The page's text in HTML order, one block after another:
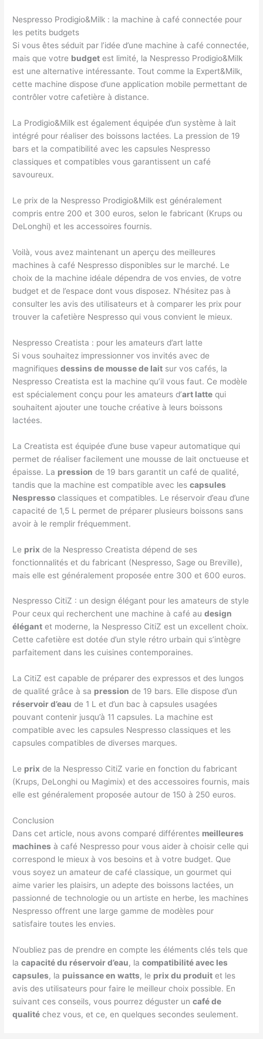
Nespresso Prodigio&Milk : la machine à café connectée pour
les petits budgets
Si vous êtes séduit par l’idée d’une machine à café connectée,
mais que votre budget est limité, la Nespresso Prodigio&Milk
est une alternative intéressante. Tout comme la Expert&Milk,
cette machine dispose d’une application mobile permettant de
contrôler votre cafetière à distance.
La Prodigio&Milk est également équipée d’un système à lait
intégré pour réaliser des boissons lactées. La pression de 19
bars et la compatibilité avec les capsules Nespresso
classiques et compatibles vous garantissent un café
savoureux.
Le prix de la Nespresso Prodigio&Milk est généralement
compris entre 200 et 300 euros, selon le fabricant (Krups ou
DeLonghi) et les accessoires fournis.
Voilà, vous avez maintenant un aperçu des meilleures
machines à café Nespresso disponibles sur le marché. Le
choix de la machine idéale dépendra de vos envies, de votre
budget et de l’espace dont vous disposez. N’hésitez pas à
consulter les avis des utilisateurs et à comparer les prix pour
trouver la cafetière Nespresso qui vous convient le mieux.
Nespresso Creatista : pour les amateurs d’art latte
Si vous souhaitez impressionner vos invités avec de
magnifiquesdessins de mousse de lait sur vos cafés, la
Nespresso Creatista est la machine qu’il vous faut. Ce modèle
est spécialement conçu pour les amateurs d’art latte qui
souhaitent ajouter une touche créative à leurs boissons
lactées.
La Creatista est équipée d’une buse vapeur automatique qui
permet de réaliser facilement une mousse de lait onctueuse et
épaisse. La pression de 19 bars garantit un café de qualité,
tandis que la machine est compatible avec lescapsules
Nespresso classiques et compatibles. Le réservoir d’eau d’une
capacité de 1,5 L permet de préparer plusieurs boissons sans
avoir à le remplir fréquemment.
Le prix de la Nespresso Creatista dépend de ses
fonctionnalités et du fabricant (Nespresso, Sage ou Breville),
mais elle est généralement proposée entre 300 et 600 euros.
Nespresso CitiZ : un design élégant pour les amateurs de style
Pour ceux qui recherchent une machine à café audesign
élégant et moderne, la Nespresso CitiZ est un excellent choix.
Cette cafetière est dotée d’un style rétro urbain qui s’intègre
parfaitement dans les cuisines contemporaines.
La CitiZ est capable de préparer des expressos et des lungos
de qualité grâce à sa pression de 19 bars. Elle dispose d’un
réservoir d’eau de 1 L et d’un bac à capsules usagées
pouvant contenir jusqu’à 11 capsules. La machine est
compatible avec les capsules Nespresso classiques et les
capsules compatibles de diverses marques.
Le prix de la Nespresso CitiZ varie en fonction du fabricant
(Krups, DeLonghi ou Magimix) et des accessoires fournis, mais
elle est généralement proposée autour de 150 à 250 euros.
Conclusion
Dans cet article, nous avons comparé différentes meilleures
machines à café Nespresso pour vous aider à choisir celle qui
correspond le mieux à vos besoins et à votre budget. Que
vous soyez un amateur de café classique, un gourmet qui
aime varier les plaisirs, un adepte des boissons lactées, un
passionné de technologie ou un artiste en herbe, les machines
Nespresso offrent une large gamme de modèles pour
satisfaire toutes les envies.
N’oubliez pas de prendre en compte les éléments clés tels que
lacapacité du réservoir d’eau, lacompatibilité avec les
capsules, la puissance en watts, le prix du produit et les
avis des utilisateurs pour faire le meilleur choix possible. En
suivant ces conseils, vous pourrez déguster uncafé de
qualité chez vous, et ce, en quelques secondes seulement.